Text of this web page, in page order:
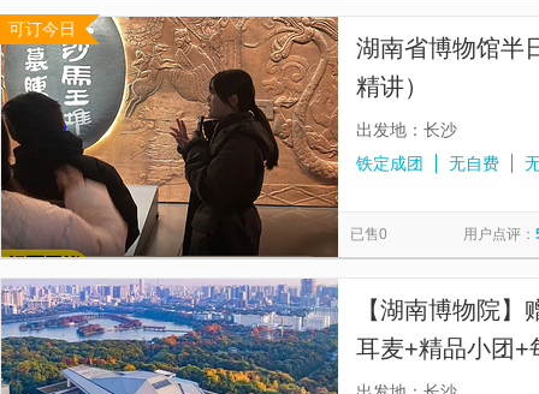
可订今日
湖南省博物馆半
精讲）
出发地：长沙
铁定成团
无自费
已售0 用户点评：
【湖南博物院
耳麦+精品小团+